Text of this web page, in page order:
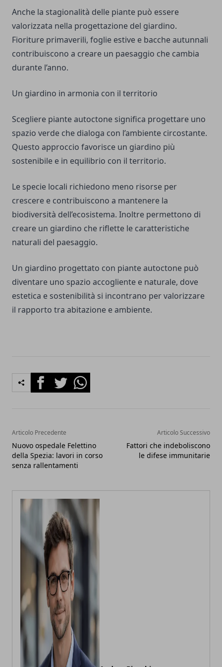
Anche la stagionalità delle piante può essere
valorizzata nella progettazione del giardino.
Fioriture primaverili, foglie estive e bacche autunnali
contribuiscono a creare un paesaggio che cambia
durante l’anno.
Un giardino in armonia con il territorio
Scegliere piante autoctone significa progettare uno
spazio verde che dialoga con l’ambiente circostante.
Questo approccio favorisce un giardino più
sostenibile e in equilibrio con il territorio.
Le specie locali richiedono meno risorse per
crescere e contribuiscono a mantenere la
biodiversità dell’ecosistema. Inoltre permettono di
creare un giardino che riflette le caratteristiche
naturali del paesaggio.
Un giardino progettato con piante autoctone può
diventare uno spazio accogliente e naturale, dove
estetica e sostenibilità si incontrano per valorizzare
il rapporto tra abitazione e ambiente.
FacebookTwitterWhatsapp
Articolo Precedente
Nuovo ospedale Felettino
della Spezia: lavori in corso
senza rallentamenti
Articolo Successivo
Fattori che indeboliscono
le difese immunitarie